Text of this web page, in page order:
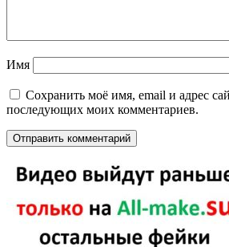
Имя
Сохранить моё имя, email и адрес
последующих моих комментариев.